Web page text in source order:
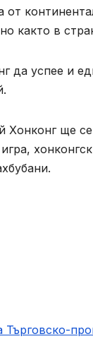
от
както в
да успее и
ще
Търговско-